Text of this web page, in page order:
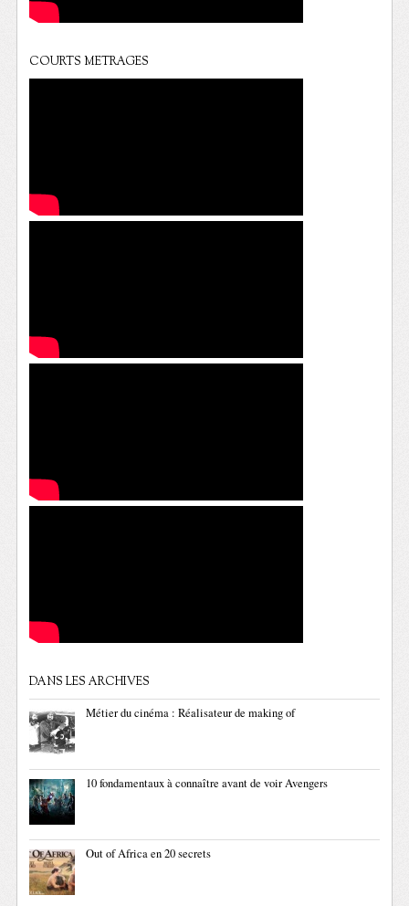
COURTS METRAGES
DANS LES ARCHIVES
Métier du cinéma : Réalisateur de making of
10 fondamentaux à connaître avant de voir Avengers
Out of Africa en 20 secrets